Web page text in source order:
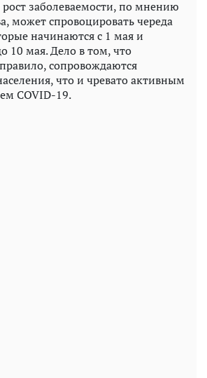
заболеваемости, по мнению
может спровоцировать череда
начинаются с 1 мая и
10 мая. Дело в том, что
сопровождаются
что и чревато активным
COVID-19.